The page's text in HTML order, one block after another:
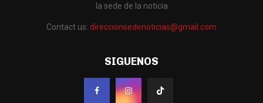
la sede de la noticia
Contact us: direccionsedenoticias@gmail.com
SIGUENOS